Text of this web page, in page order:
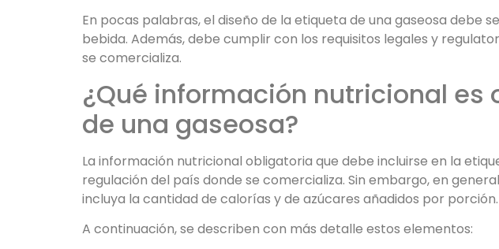
En pocas palabras, el diseño de la etiqueta de una gaseosa
bebida. Además, debe cumplir con los requisitos legales y
se comercializa.
¿Qué información nutricional
de una gaseosa?
La información nutricional obligatoria que debe incluirse en la
regulación del país donde se comercializa. Sin embargo, en
incluya la cantidad de calorías y de azúcares añadidos por porción.
A continuación, se describen con más detalle estos elementos: